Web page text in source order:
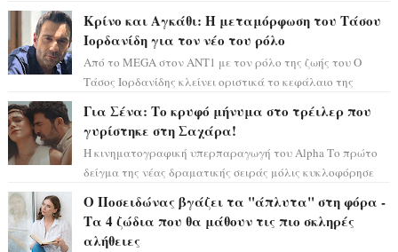
Κρίνο και Αγκάθι: Η μεταμόρφωση του Τάσου
Ιορδανίδη για τον νέο του ρόλο
Από το MEGA στον ΑΝΤ1 με τον ρόλο της ζωής του Ο
Τάσος Ιορδανίδης κλείνει οριστικά το κεφάλαιο της
Για Σένα: Το κρυφό μήνυμα στο τρέιλερ που
γυρίστηκε στη Σαχάρα!
Η κινηματογραφική υπερπαραγωγή του Alpha Το πρώτο
δείγμα της νέας δραματικής σειράς μόλις κυκλοφόρησε
Ο Ποσειδώνας βγάζει τα "άπλυτα" στη φόρα -
Τα 4 ζώδια που θα μάθουν τις πιο σκληρές
αλήθειες